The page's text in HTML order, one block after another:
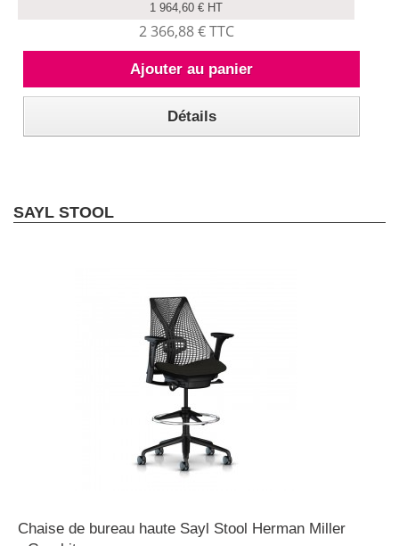
1 964,60 € HT
2 366,88 € TTC
Ajouter au panier
Détails
SAYL STOOL
Chaise de bureau haute Sayl Stool Herman Miller